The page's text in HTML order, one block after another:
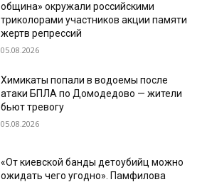
община» окружали российскими
триколорами участников акции памяти
жертв репрессий
05.08.2026
Химикаты попали в водоемы после
атаки БПЛА по Домодедово — жители
бьют тревогу
05.08.2026
«От киевской банды детоубийц можно
ожидать чего угодно». Памфилова